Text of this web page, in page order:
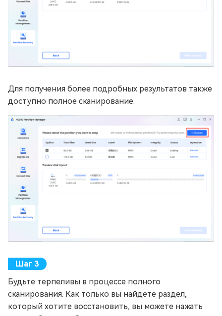
Для получения более подробных результатов также
доступно полное сканирование.
Будьте терпеливы в процессе полного
сканирования. Как только вы найдете раздел,
который хотите восстановить, вы можете нажать